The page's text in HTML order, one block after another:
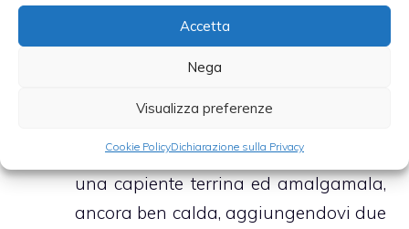
Accetta
Nega
Visualizza preferenze
Cookie PolicyDichiarazione sulla Privacy
versa in padella la granella di
nocciole e pinoli
Regola di sale e pepe e termina, dopo
Versa quest’ultima, a questo punto, in
una capiente terrina ed amalgamala,
ancora ben calda, aggiungendovi due